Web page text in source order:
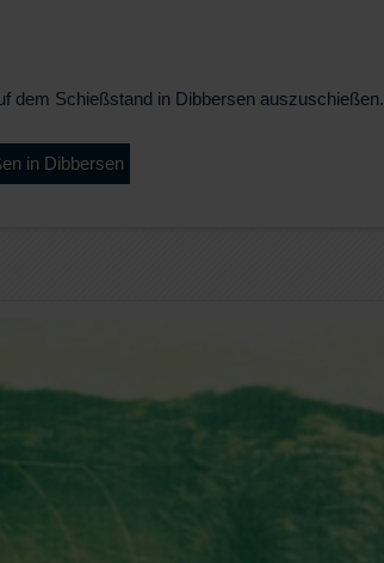
dem Schießstand in Dibbersen auszuschießen.
in Dibbersen